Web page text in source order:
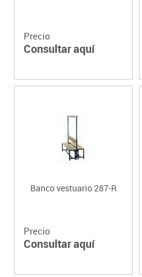
Precio
Consultar aquí
Banco vestuario 287-R
Precio
Consultar aquí